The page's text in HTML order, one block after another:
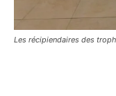
Les récipiendaires des